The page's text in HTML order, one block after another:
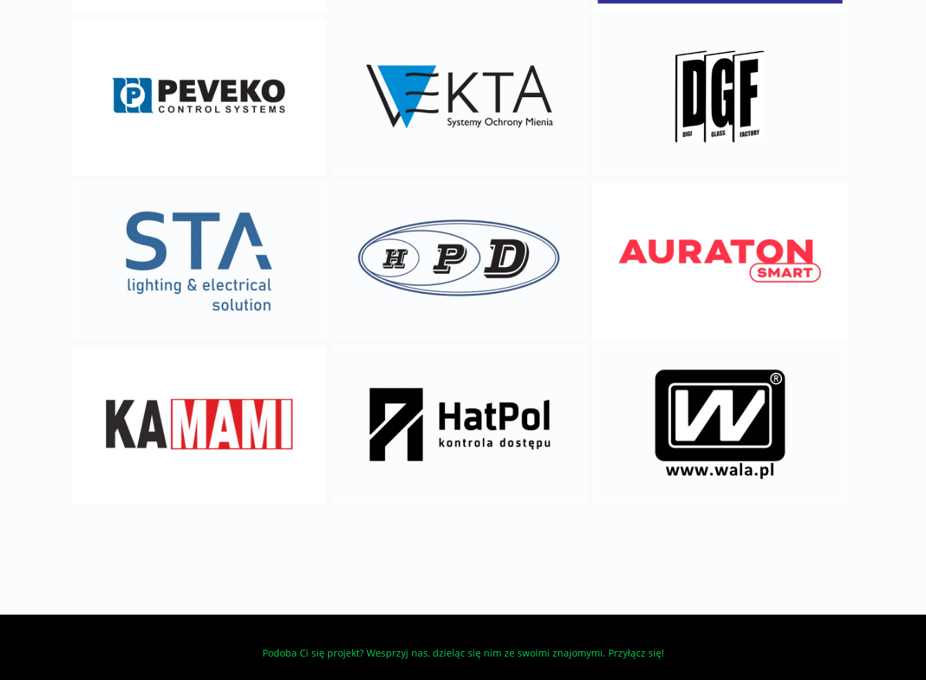
Podoba Ci się projekt? Wesprzyj nas, dzieląc się nim ze swoimi znajomymi. Przyłącz się!